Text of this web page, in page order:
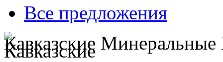
Все предложения
Кавказские